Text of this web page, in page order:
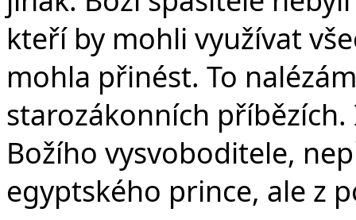
kteří by mohli využívat
mohla přinést. To
starozákonních
Božího vysvoboditele,
egyptského prince, ale z